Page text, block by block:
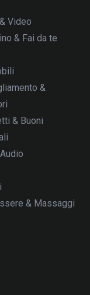
Video
& Fai da te
&
& Buoni
& Massaggi